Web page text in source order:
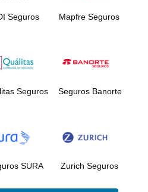
Seguros Mapfre Seguros
Seguros Seguros Banorte
SURA Zurich Seguros